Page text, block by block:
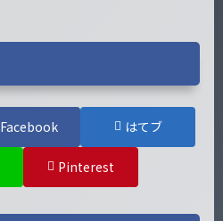
Facebook はてブ
Pinterest